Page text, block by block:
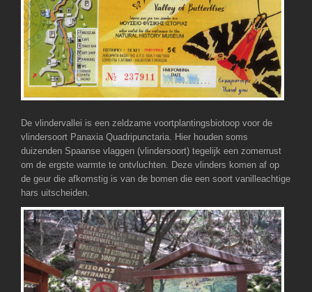
De vlindervallei is een zeldzame voortplantingsbiotoop voor de
vlindersoort Panaxia Quadripunctaria. Hier houden soms
duizenden Spaanse vlaggen (vlindersoort) tegelijk een zomerrust
om de ergste warmte te ontvluchten. Deze vlinders komen af op
de geur die afkomstig is van de bomen die een soort vanilleachtige
hars uitscheiden.